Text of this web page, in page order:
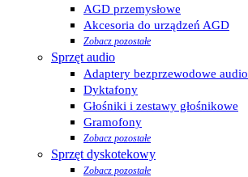
AGD przemysłowe
Akcesoria do urządzeń AGD
Zobacz pozostałe
Sprzęt audio
Adaptery bezprzewodowe audio
Dyktafony
Głośniki i zestawy głośnikowe
Gramofony
Zobacz pozostałe
Sprzęt dyskotekowy
Zobacz pozostałe